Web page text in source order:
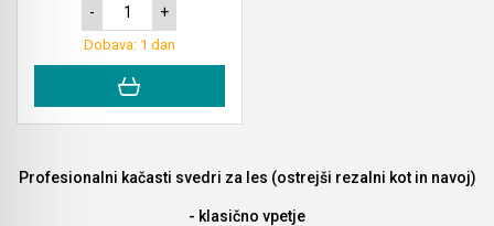
- +
Dobava: 1 dan
Profesionalni kačasti svedri za les (ostrejši rezalni kot in navoj)
- klasično vpetje